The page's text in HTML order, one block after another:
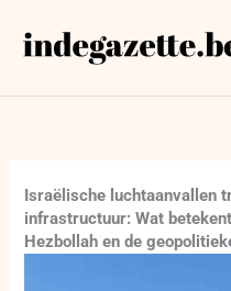
naar
Israëlische luchtaanvallen
infrastructuur: Wat
Hezbollah en de